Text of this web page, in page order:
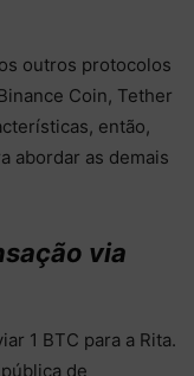
outros protocolos
Coin, Tether
então,
abordar as demais
via
1 BTC para a Rita.
de